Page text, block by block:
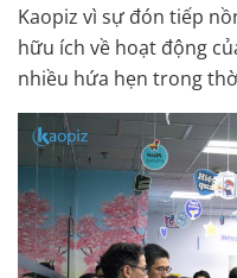
Kaopiz vì sự đón tiếp
hữu ích về hoạt động
nhiều hứa hẹn trong